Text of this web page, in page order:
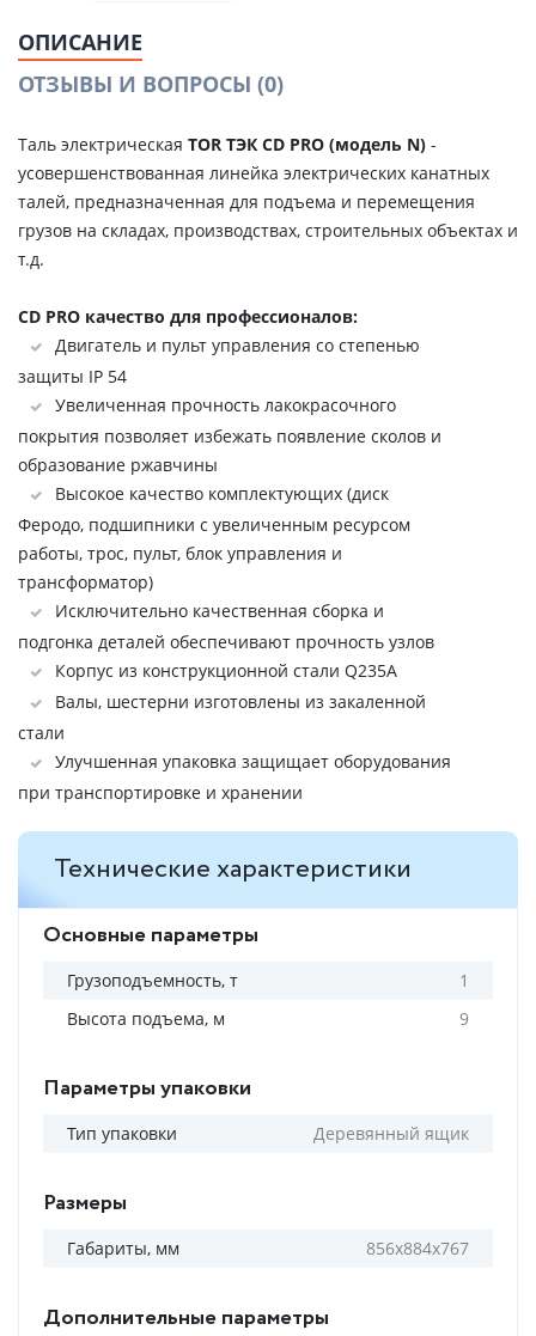
ОПИСАНИЕ
ОТЗЫВЫ И ВОПРОСЫ (0)
Таль электрическая TOR ТЭК CD PRO (модель N) -
усовершенствованная линейка электрических канатных
талей, предназначенная для подъема и перемещения
грузов на складах, производствах, строительных объектах и
т.д.
CD PRO качество для профессионалов:
Двигатель и пульт управления со степенью
защиты IP 54
Увеличенная прочность лакокрасочного
покрытия позволяет избежать появление сколов и
образование ржавчины
Высокое качество комплектующих (диск
Феродо, подшипники с увеличенным ресурсом
работы, трос, пульт, блок управления и
трансформатор)
Исключительно качественная сборка и
подгонка деталей обеспечивают прочность узлов
Корпус из конструкционной стали Q235A
Валы, шестерни изготовлены из закаленной
стали
Улучшенная упаковка защищает оборудования
при транспортировке и хранении
Технические характеристики
Основные параметры
Грузоподъемность, т
1
Высота подъема, м
9
Параметры упаковки
Тип упаковки Деревянный ящик
Размеры
Габариты, мм 856х884х767
Дополнительные параметры